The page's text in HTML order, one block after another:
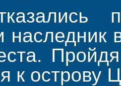
наследник
к острову